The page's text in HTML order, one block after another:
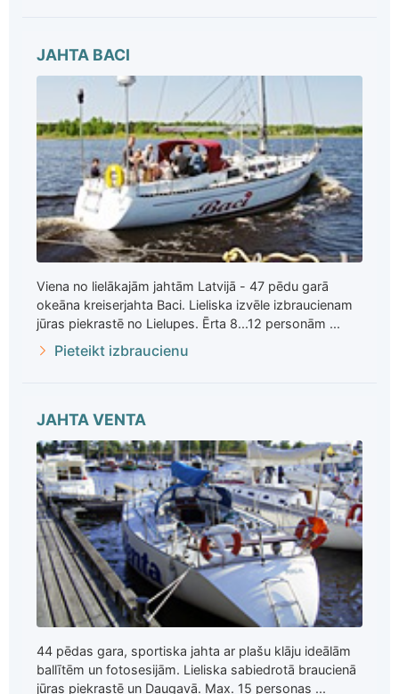
JAHTA BACI
Viena no lielākajām jahtām Latvijā - 47 pēdu garā
okeāna kreiserjahta Baci. Lieliska izvēle izbraucienam
jūras piekrastē no Lielupes. Ērta 8...12 personām ...
Pieteikt izbraucienu
JAHTA VENTA
44 pēdas gara, sportiska jahta ar plašu klāju ideālām
ballītēm un fotosesijām. Lieliska sabiedrotā braucienā
jūras piekrastē un Daugavā. Max. 15 personas ...